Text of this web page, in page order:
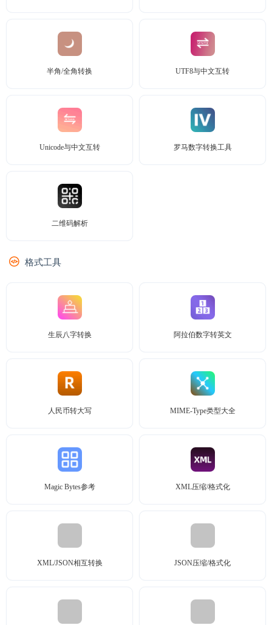
半角/全角转换 UTF8与中文互转
Unicode与中文互转 罗马数字转换工具
二维码解析
格式工具
生辰八字转换 阿拉伯数字转英文
人民币转大写 MIME-Type类型大全
Magic Bytes参考 XML压缩/格式化
XML/JSON相互转换 JSON压缩/格式化